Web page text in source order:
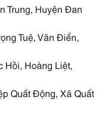
Trung, Huyện Đan
Tuệ, Văn Điển,
Hoàng Liệt,
Quất Động, Xã Quất